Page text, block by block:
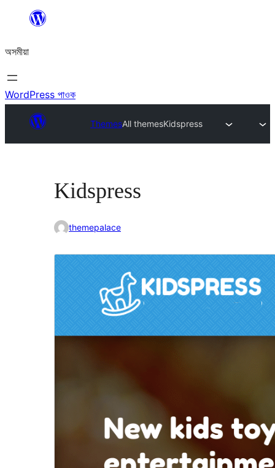
বিষয়বস্তুলৈ
যাওক
অসমীয়া
WordPress পাওক
ThemesAll themesKidspress
Kidspress
themepalace